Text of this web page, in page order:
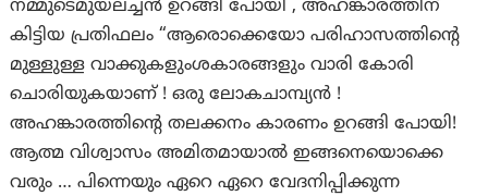
നമ്മുടെമുയലച്ചൻ ഉറങ്ങി പോയി , അഹങ്കാരത്തിന്
കിട്ടിയ പ്രതിഫലം “ആരൊക്കെയോ പരിഹാസത്തിന്റെ
മുള്ളുള്ള വാക്കുകളുംശകാരങ്ങളും വാരി കോരി
ചൊരിയുകയാണ് ! ഒരു ലോകചാമ്പ്യൻ !
അഹങ്കാരത്തിന്റെ തലക്കനം കാരണം ഉറങ്ങി പോയി!
ആത്മ വിശ്വാസം അമിതമായാൽ ഇങ്ങനെയൊക്കെ
വരും … പിന്നെയും ഏറെ ഏറെ വേദനിപ്പിക്കുന്ന